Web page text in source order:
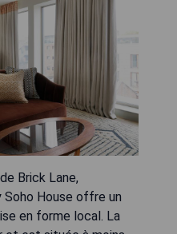
Brick Lane,
Soho House offre un
en forme local. La